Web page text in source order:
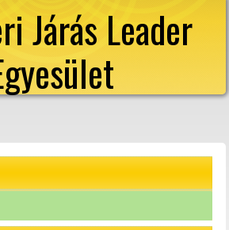
Járás Leader